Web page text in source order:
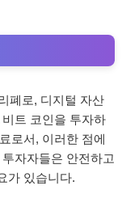
폐로, 디지털 자산
트 코인을 투자하
로서, 이러한 점에
자자들은 안전하고
가 있습니다.